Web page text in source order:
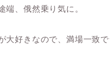
端、俄然乗り気に。
大好きなので、満場一致